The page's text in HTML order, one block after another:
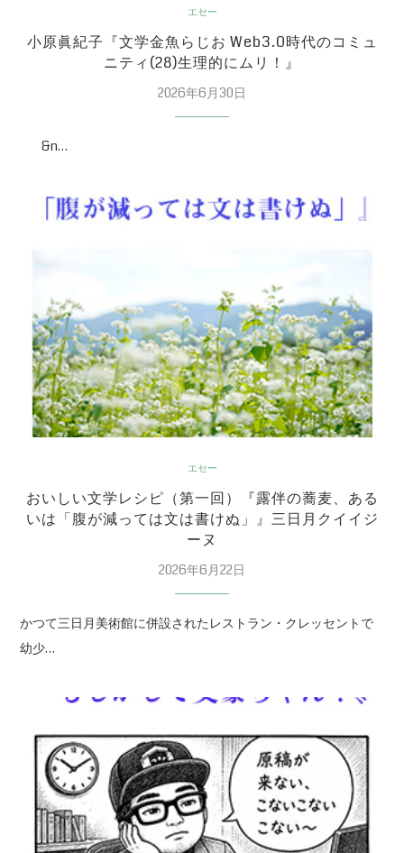
エセー
小原眞紀子『文学金魚らじお Web3.0時代のコミュ
ニティ(28)生理的にムリ！』
2026年6月30日
&n…
エセー
おいしい文学レシピ（第一回）『露伴の蕎麦、ある
いは「腹が減っては文は書けぬ」』三日月クイイジ
ーヌ
2026年6月22日
かつて三日月美術館に併設されたレストラン・クレッセントで
幼少…